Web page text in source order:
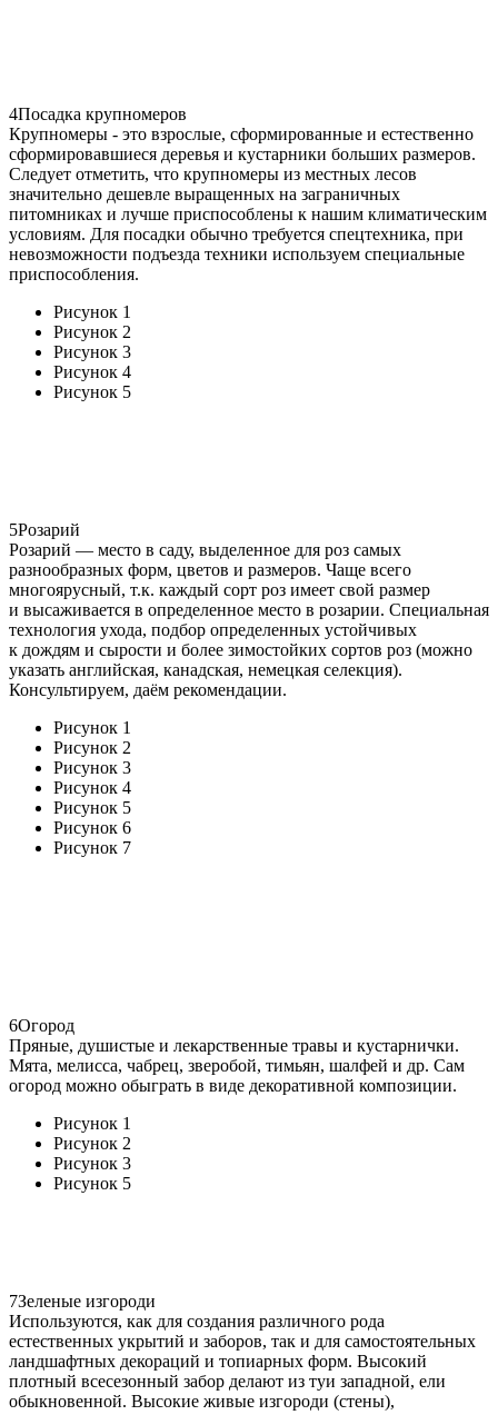
4Посадка крупномеров
Крупномеры - это взрослые, сформированные и естественно
сформировавшиеся деревья и кустарники больших размеров.
Следует отметить, что крупномеры из местных лесов
значительно дешевле выращенных на заграничных
питомниках и лучше приспособлены к нашим климатическим
условиям. Для посадки обычно требуется спецтехника, при
невозможности подъезда техники используем специальные
приспособления.
Рисунок 1
Рисунок 2
Рисунок 3
Рисунок 4
Рисунок 5
5Розарий
Розарий — место в саду, выделенное для роз самых
разнообразных форм, цветов и размеров. Чаще всего
многоярусный, т.к. каждый сорт роз имеет свой размер
и высаживается в определенное место в розарии. Специальная
технология ухода, подбор определенных устойчивых
к дождям и сырости и более зимостойких сортов роз (можно
указать английская, канадская, немецкая селекция).
Консультируем, даём рекомендации.
Рисунок 1
Рисунок 2
Рисунок 3
Рисунок 4
Рисунок 5
Рисунок 6
Рисунок 7
6Огород
Пряные, душистые и лекарственные травы и кустарнички.
Мята, мелисса, чабрец, зверобой, тимьян, шалфей и др. Сам
огород можно обыграть в виде декоративной композиции.
Рисунок 1
Рисунок 2
Рисунок 3
Рисунок 5
7Зеленые изгороди
Используются, как для создания различного рода
естественных укрытий и заборов, так и для самостоятельных
ландшафтных декораций и топиарных форм. Высокий
плотный всесезонный забор делают из туи западной, ели
обыкновенной. Высокие живые изгороди (стены),